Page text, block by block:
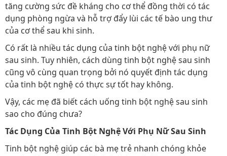
tăng cường sức đề kháng cho cơ thể đồng thời có tác
dụng phòng ngừa và hỗ trợ đẩy lùi các tế bào ung thư
của cơ thể sau khi sinh.
Có rất là nhiều tác dụng của tinh bột nghệ với phụ nữ
sau sinh. Tuy nhiên, cách dùng tinh bột nghệ sau sinh
cũng vô cùng quan trọng bởi nó quyết định tác dụng
của tinh bột nghệ có thực sự tốt hay không.
Vậy, các mẹ đã biết cách uống tinh bột nghệ sau sinh
sao cho đúng chưa?
Tác Dụng Của Tinh Bột Nghệ Với Phụ Nữ Sau Sinh
Tinh bột nghệ giúp các bà mẹ trẻ nhanh chóng khỏe